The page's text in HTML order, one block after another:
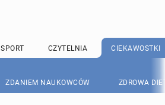
SPORT CZYTELNIA CIEKAWOSTKI
ZDANIEM NAUKOWCÓW ZDROWA